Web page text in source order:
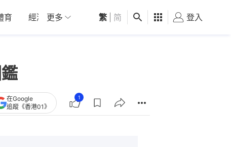
育 經濟 01深圳 觀點 健康 好食玩飛
更多 繁 简 登入
在Google
追蹤《香港01》
1